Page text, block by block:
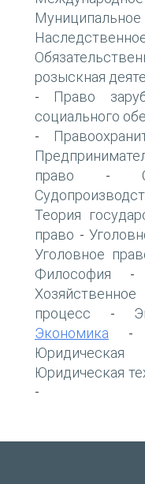
Муниципальное
розыскная
- Право
социального
-
право -
Теория
право -
Уголовное
Философия
Хозяйственное
процесс -
Экономика -
Юридическая
-